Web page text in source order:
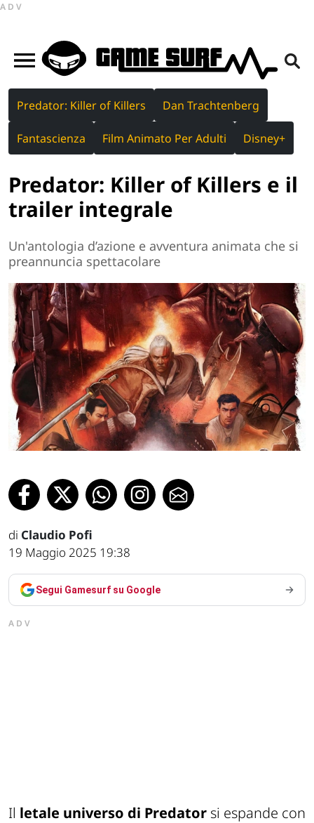
ADV
Predator: Killer of Killers Dan Trachtenberg
Fantascienza Film Animato Per Adulti Disney+
Predator: Killer of Killers e il
trailer integrale
Un'antologia d’azione e avventura animata che si
preannuncia spettacolare
di Claudio Pofi
19 Maggio 2025 19:38
Segui Gamesurf su Google
ADV
Il letale universo di Predator si espande con